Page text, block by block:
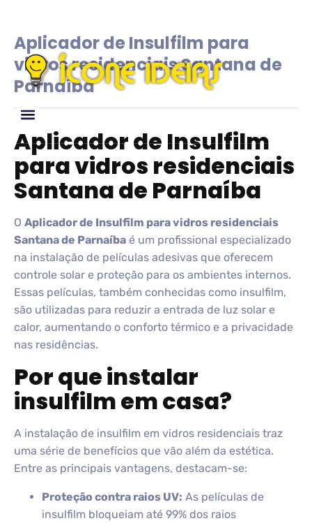
Aplicador de Insulfilm para
vidros residenciais Santana de
Parnaíba
Aplicador de Insulfilm
para vidros residenciais
Santana de Parnaíba
O Aplicador de Insulfilm para vidros residenciais
Santana de Parnaíba é um profissional especializado
na instalação de películas adesivas que oferecem
controle solar e proteção para os ambientes internos.
Essas películas, também conhecidas como insulfilm,
são utilizadas para reduzir a entrada de luz solar e
calor, aumentando o conforto térmico e a privacidade
nas residências.
Por que instalar
insulfilm em casa?
A instalação de insulfilm em vidros residenciais traz
uma série de benefícios que vão além da estética.
Entre as principais vantagens, destacam-se:
Proteção contra raios UV: As películas de
insulfilm bloqueiam até 99% dos raios